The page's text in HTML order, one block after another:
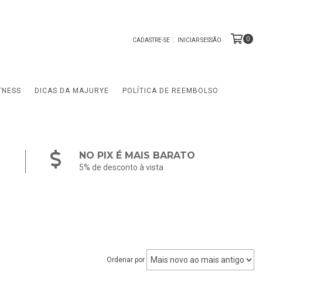
CADASTRE-SE INICIAR SESSÃO 0
DICAS DA MAJURYE POLÍTICA DE REEMBOLSO
NO PIX É MAIS BARATO
5% de desconto à vista
Ordenar por